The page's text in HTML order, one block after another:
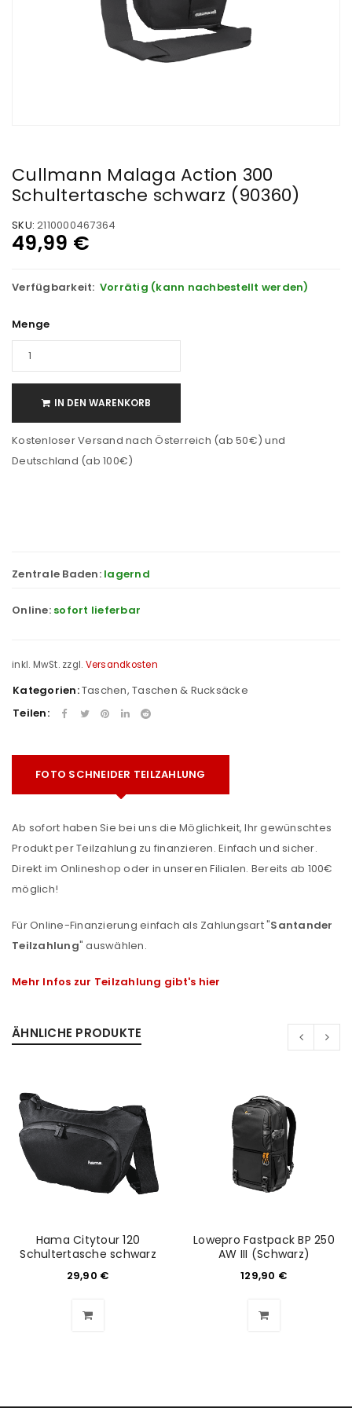
ANMELDEN
Cullmann Malaga Action 300
Schultertasche schwarz (90360)
SKU: 2110000467364
49,99 €
Verfügbarkeit: Vorrätig (kann nachbestellt werden)
Menge
IN DEN WARENKORB
Kostenloser Versand nach Österreich (ab 50€) und
Deutschland (ab 100€)
Zentrale Baden: lagernd
Online: sofort lieferbar
inkl. MwSt. zzgl. Versandkosten
Kategorien:Taschen, Taschen & Rucksäcke
Teilen:
FOTO SCHNEIDER TEILZAHLUNG
Ab sofort haben Sie bei uns die Möglichkeit, Ihr gewünschtes
Produkt per Teilzahlung zu finanzieren. Einfach und sicher.
Direkt im Onlineshop oder in unseren Filialen. Bereits ab 100€
möglich!
Für Online-Finanzierung einfach als Zahlungsart "Santander
Teilzahlung" auswählen.
Mehr Infos zur Teilzahlung gibt's hier
ÄHNLICHE PRODUKTE
Hama Citytour 120
Schultertasche schwarz
29,90 €
Lowepro Fastpack BP 250
AW III (Schwarz)
129,90 €